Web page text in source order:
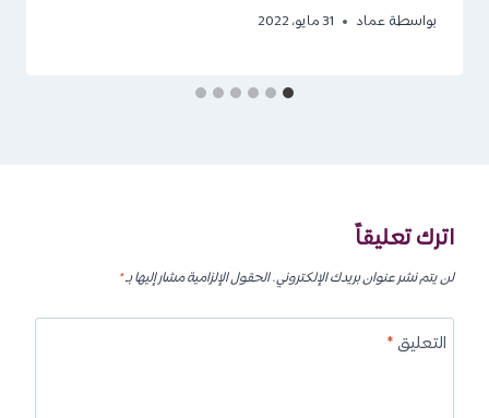
بواسطة عماد 31 مايو، 2022
اترك تعليقاً
لن يتم نشر عنوان بريدك الإلكتروني.الحقول الإلزامية مشار إليها بـ*
التعليق*